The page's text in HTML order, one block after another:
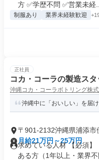
方 ✅学歴不問 ✅営業未経...
制服あり 業界未経験歓迎
正社員
コカ・コーラの製造スタ
沖縄コカ・コーラボトリング株
沖縄中に「おいしい」を届
〒901-2132沖縄県浦添市
月給21万円～25万円
求めている人材 【必須
ある方（1年以上・業界不